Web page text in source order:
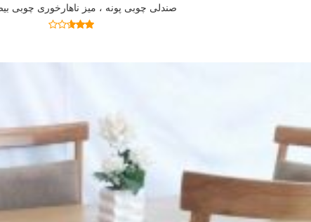
صندلی چوبی پونه ، میز ناهارخوری چوبی
اطلاعات بیشتر